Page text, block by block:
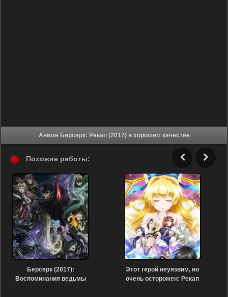
Аниме Берсерк: Рекап (2017) в хорошем качестве
Похожие работы:
Берсерк (2017):
Воспоминания ведьмы
Этот герой неуязвим, но
очень осторожен: Рекап